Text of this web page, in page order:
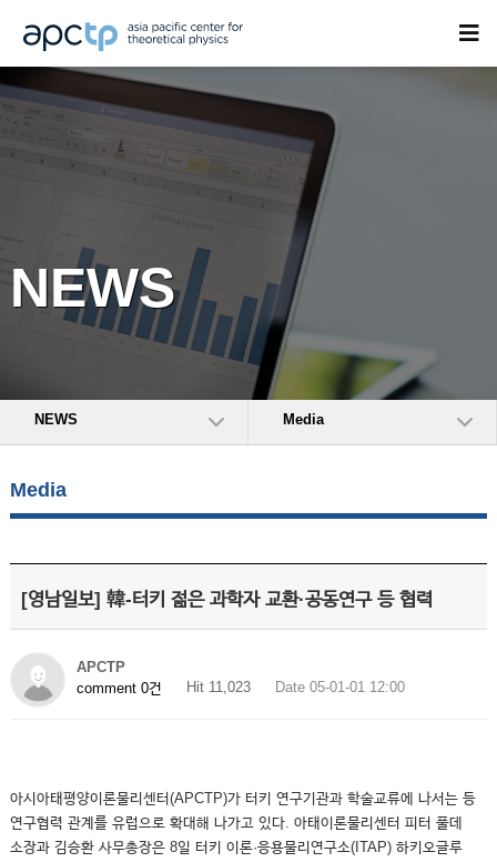
NEWS
NEWS Media
Media
[영남일보] 韓-터키 젊은 과학자 교환·공동연구 등 협력
APCTP
comment 0건
Hit 11,023 Date 05-01-01 12:00
아시아태평양이론물리센터(APCTP)가 터키 연구기관과 학술교류에 나서는 등
연구협력 관계를 유럽으로 확대해 나가고 있다. 아태이론물리센터 피터 풀데
소장과 김승환 사무총장은 8일 터키 이론·응용물리연구소(ITAP) 하키오글루